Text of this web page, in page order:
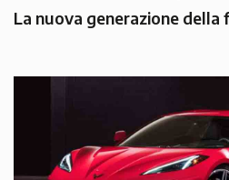
La nuova generazione della